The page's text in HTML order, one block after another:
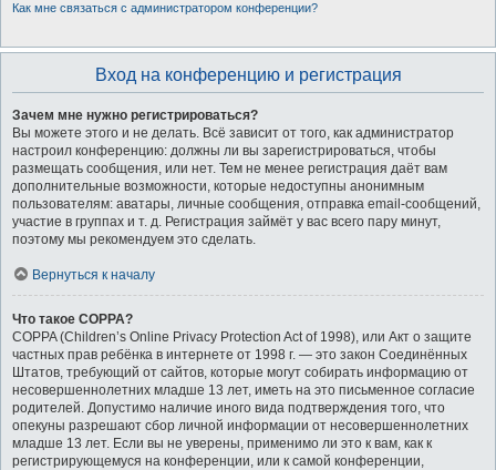
Как мне связаться с администратором конференции?
Вход на конференцию и регистрация
Зачем мне нужно регистрироваться?
Вы можете этого и не делать. Всё зависит от того, как администратор
настроил конференцию: должны ли вы зарегистрироваться, чтобы
размещать сообщения, или нет. Тем не менее регистрация даёт вам
дополнительные возможности, которые недоступны анонимным
пользователям: аватары, личные сообщения, отправка email-сообщений,
участие в группах и т. д. Регистрация займёт у вас всего пару минут,
поэтому мы рекомендуем это сделать.
Вернуться к началу
Что такое COPPA?
COPPA (Children’s Online Privacy Protection Act of 1998), или Акт о защите
частных прав ребёнка в интернете от 1998 г. — это закон Соединённых
Штатов, требующий от сайтов, которые могут собирать информацию от
несовершеннолетних младше 13 лет, иметь на это письменное согласие
родителей. Допустимо наличие иного вида подтверждения того, что
опекуны разрешают сбор личной информации от несовершеннолетних
младше 13 лет. Если вы не уверены, применимо ли это к вам, как к
регистрирующемуся на конференции, или к самой конференции,